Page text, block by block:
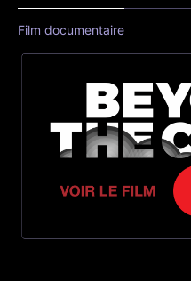
Film documentaire